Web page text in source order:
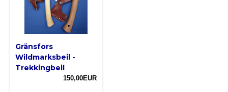
Gränsfors
Wildmarksbeil -
Trekkingbeil
150,00EUR